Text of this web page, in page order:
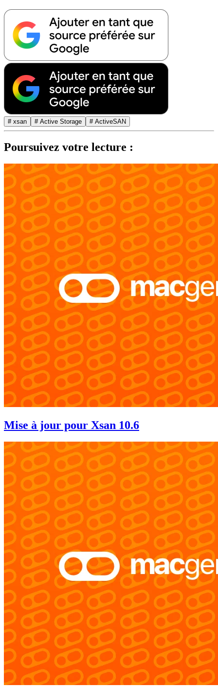
# xsan # Active Storage # ActiveSAN
Poursuivez votre lecture :
Mise à jour pour Xsan 10.6